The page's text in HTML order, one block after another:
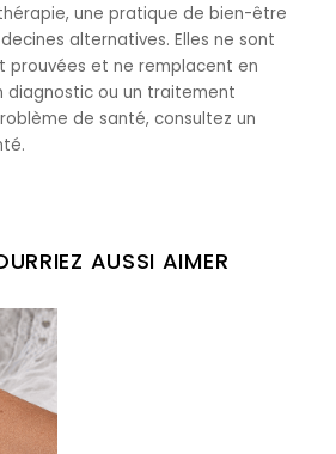
une pratique de bien-être
alternatives. Elles ne sont
prouvées et ne remplacent en
diagnostic ou un traitement
de santé, consultez un
AUSSI AIMER